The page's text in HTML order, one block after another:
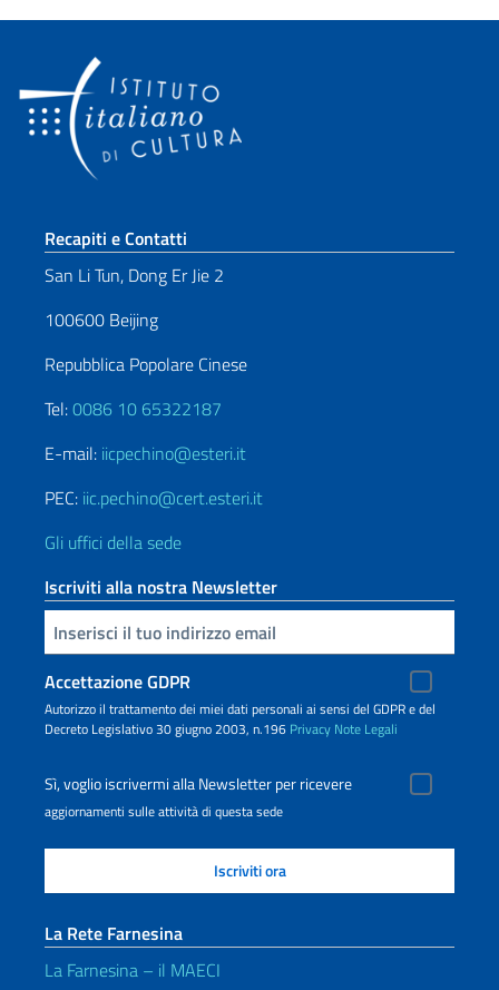
Sezione footer
Recapiti e Contatti
San Li Tun, Dong Er Jie 2
100600 Beijing
Repubblica Popolare Cinese
Tel:0086 10 65322187
E-mail: iicpechino@esteri.it
PEC: iic.pechino@cert.esteri.it
Gli uffici della sede
Iscriviti alla nostra Newsletter
Inserisci la tua email
Accettazione GDPR
Autorizzo il trattamento dei miei dati personali ai sensi del GDPR e del
Decreto Legislativo 30 giugno 2003, n.196 Privacy Note Legali
Sì, voglio iscrivermi alla Newsletter per ricevere
aggiornamenti sulle attività di questa sede
La Rete Farnesina
La Farnesina – il MAECI